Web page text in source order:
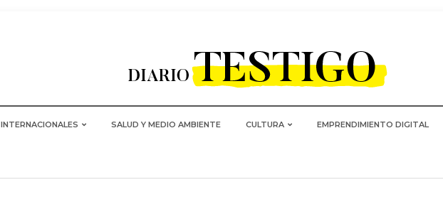
INTERNACIONALES SALUD Y MEDIO AMBIENTE CULTURA EMPRENDIMIENTO DIGITAL